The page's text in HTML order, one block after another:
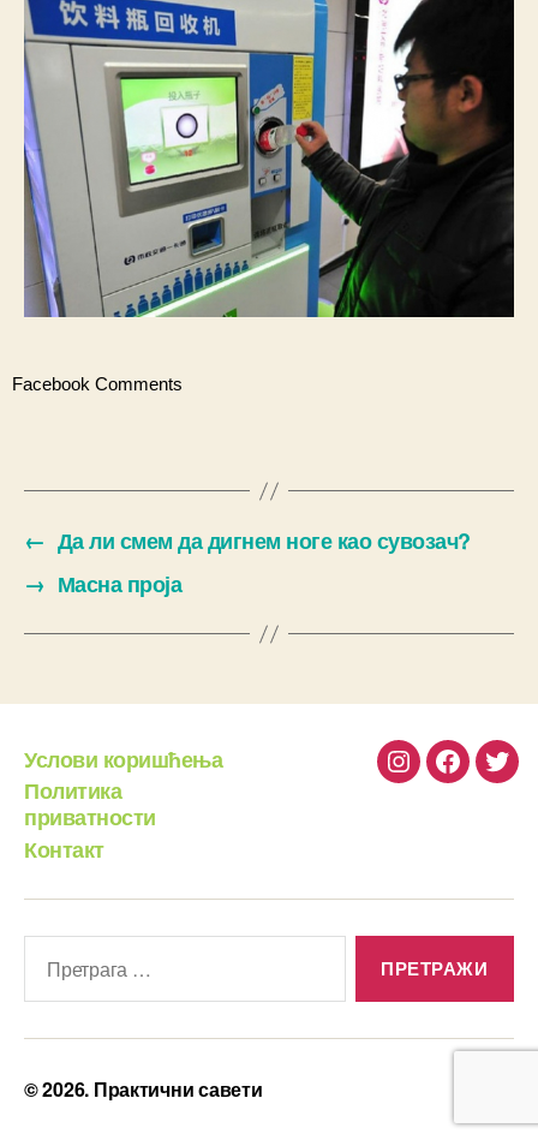
Facebook Comments
← Да ли смем да дигнем ноге као сувозач?
→ Масна проја
Услови коришћења
Политика
приватности
Контакт
Instagram
Facebook
© 2026. Практични савети